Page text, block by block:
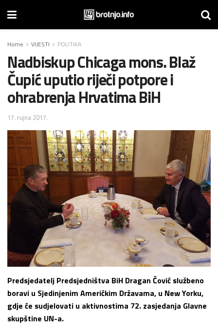
Home VIJESTI POLITIKA
Nadbiskup Chicaga mons. Blaž
Čupić uputio riječi potpore i
ohrabrenja Hrvatima BiH
17. rujna 2017.
Predsjedatelj Predsjedništva BiH Dragan Čović službeno
boravi u Sjedinjenim Američkim Državama, u New Yorku,
gdje će sudjelovati u aktivnostima 72. zasjedanja Glavne
skupštine UN-a.